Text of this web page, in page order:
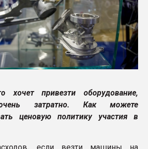
привезти оборудование,
затратно. Как можете
ценовую политику участия в